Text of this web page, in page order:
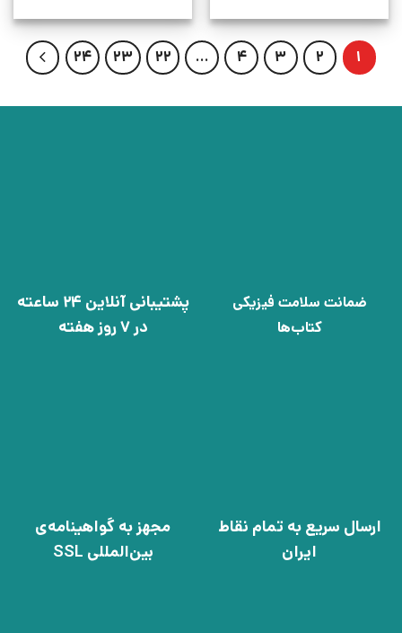
1
2
3
4
…
22
23
24
ضمانت سلامت فیزیکی
کتاب‌ها
پشتیبانی آنلاین 24 ساعته
در 7 روز هفته
ارسال سریع به تمام نقاط
ایران
مجهز به گواهینامه‌ی
بین‌المللی SSL